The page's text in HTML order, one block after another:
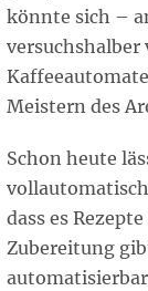
könnte sich –
versuchshalber
Meistern des
Schon heute
dass es
Zubereitung